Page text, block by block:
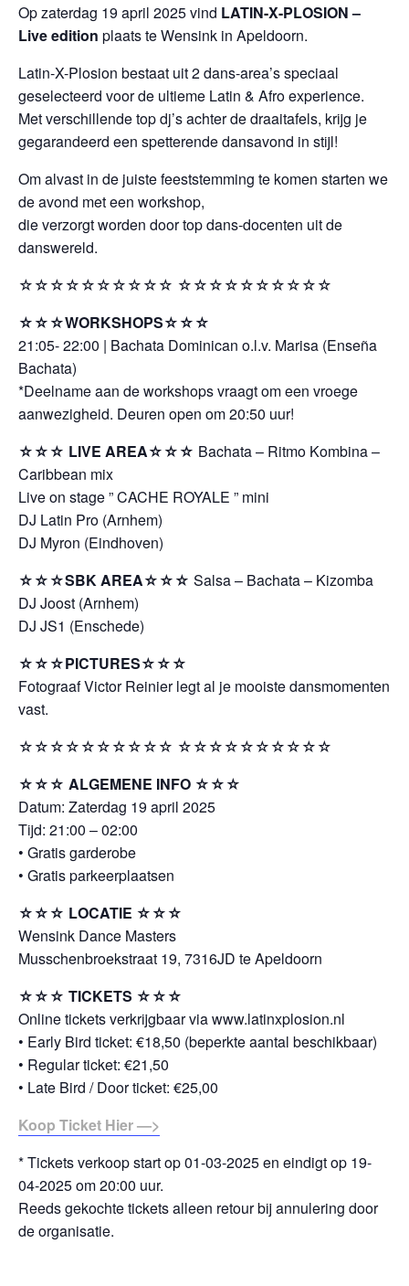
Op zaterdag 19 april 2025 vind LATIN-X-PLOSION –
Live edition plaats te Wensink in Apeldoorn.
Latin-X-Plosion bestaat uit 2 dans-area’s speciaal
geselecteerd voor de ultieme Latin & Afro experience.
Met verschillende top dj’s achter de draaitafels, krijg je
gegarandeerd een spetterende dansavond in stijl!
Om alvast in de juiste feeststemming te komen starten we
de avond met een workshop,
die verzorgt worden door top dans-docenten uit de
danswereld.
☆☆☆☆☆☆☆☆☆☆ ☆☆☆☆☆☆☆☆☆☆
☆☆☆WORKSHOPS☆☆☆
21:05- 22:00 | Bachata Dominican o.l.v. Marisa (Enseña
Bachata)
*Deelname aan de workshops vraagt om een vroege
aanwezigheid. Deuren open om 20:50 uur!
☆☆☆ LIVE AREA☆☆☆ Bachata – Ritmo Kombina –
Caribbean mix
Live on stage ” CACHE ROYALE ” mini
DJ Latin Pro (Arnhem)
DJ Myron (Eindhoven)
☆☆☆SBK AREA☆☆☆ Salsa – Bachata – Kizomba
DJ Joost (Arnhem)
DJ JS1 (Enschede)
☆☆☆PICTURES☆☆☆
Fotograaf Victor Reinier legt al je mooiste dansmomenten
vast.
☆☆☆☆☆☆☆☆☆☆ ☆☆☆☆☆☆☆☆☆☆
☆☆☆ ALGEMENE INFO ☆☆☆
Datum: Zaterdag 19 april 2025
Tijd: 21:00 – 02:00
• Gratis garderobe
• Gratis parkeerplaatsen
☆☆☆ LOCATIE ☆☆☆
Wensink Dance Masters
Musschenbroekstraat 19, 7316JD te Apeldoorn
☆☆☆ TICKETS ☆☆☆
Online tickets verkrijgbaar via www.latinxplosion.nl
• Early Bird ticket: €18,50 (beperkte aantal beschikbaar)
• Regular ticket: €21,50
• Late Bird / Door ticket: €25,00
Koop Ticket Hier —>
* Tickets verkoop start op 01-03-2025 en eindigt op 19-
04-2025 om 20:00 uur.
Reeds gekochte tickets alleen retour bij annulering door
de organisatie.